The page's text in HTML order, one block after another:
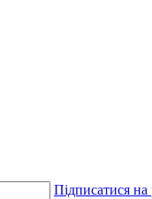
Підписатися на